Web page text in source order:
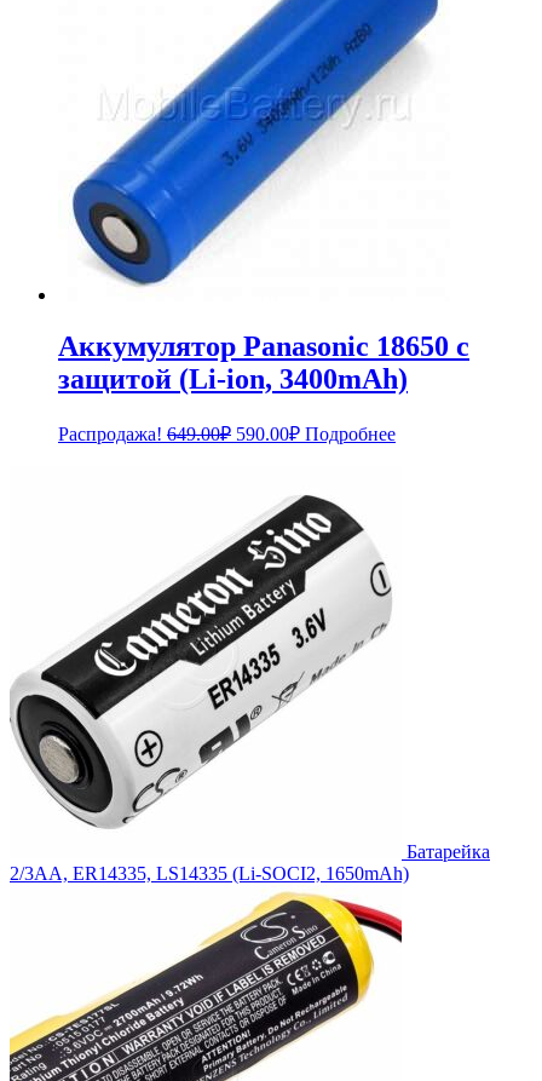
Аккумулятор Panasonic 18650 с
защитой (Li-ion, 3400mAh)
Распродажа! 649.00₽ Первоначальная
649.00₽.
590.00₽Текущая
цена:
Подробнее
Батарейка
2/3AA, ER14335, LS14335 (Li-SOCI2, 1650mAh)